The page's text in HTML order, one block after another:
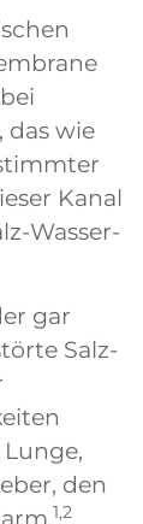
das wie
Kanal
Wasser-
gar
Salz-
den
1,2